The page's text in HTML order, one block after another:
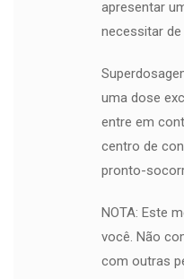
apresentar
necessitar
uma dose
entre em
centro de
pronto-
NOTA: Este
você. Não
com outras